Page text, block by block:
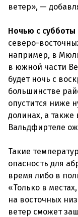
ветер», —
Ночью с субботы
северо-
например, в
в южной части
будет ночь с
большинстве
опустится ниже
долинах, а
Вальдфиртеле
Такие
опасность для
время либо в
«Только в
на восточных
ветер сможет